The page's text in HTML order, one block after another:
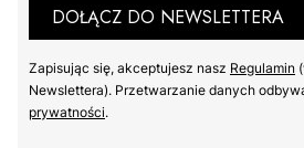
DOŁĄCZ DO NEWSLETTERA
Zapisując się, akceptujesz nasz ​ Regulamin
Newslettera). Przetwarzanie danych
prywatności​​​.